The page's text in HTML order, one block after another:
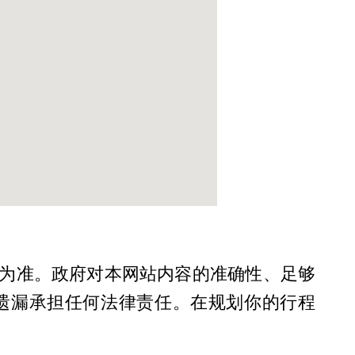
准。政府对本网站内容的准确性、足够
承担任何法律责任。在规划你的行程